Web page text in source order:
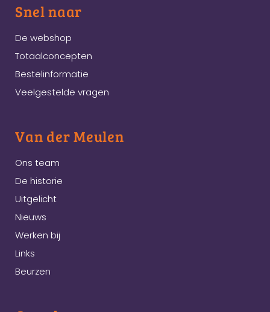
Snel naar
De webshop
Totaalconcepten
Bestelinformatie
Veelgestelde vragen
Van der Meulen
Ons team
De historie
Uitgelicht
Nieuws
Werken bij
Links
Beurzen